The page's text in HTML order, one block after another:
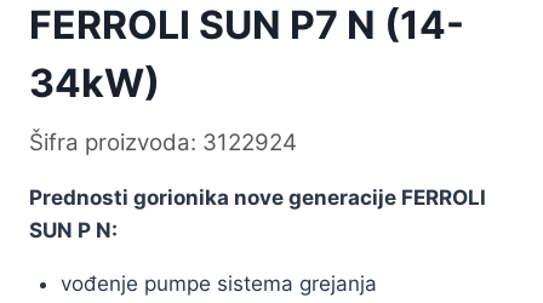
FERROLI SUN P7 N (14-
34kW)
Šifra proizvoda: 3122924
Prednosti gorionika nove generacije FERROLI
SUN P N:
vođenje pumpe sistema grejanja